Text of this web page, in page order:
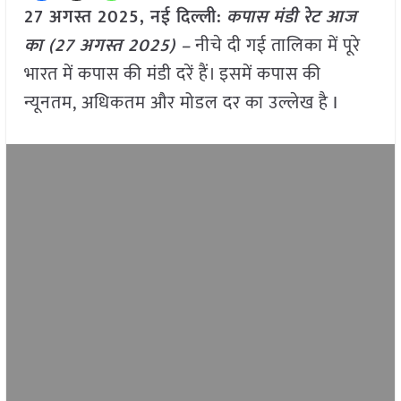
27 अगस्त 2025, नई दिल्ली: कपास मंडी रेट आज
का (27 अगस्त 2025) –नीचे दी गई तालिका में पूरे
भारत में कपास की मंडी दरें हैं। इसमें कपास की
न्यूनतम, अधिकतम और मोडल दर का उल्लेख है I